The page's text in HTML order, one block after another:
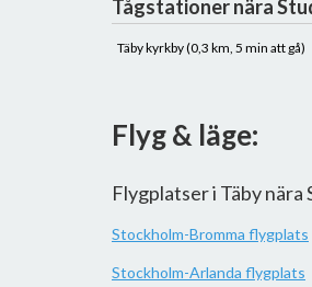
Tågstationer nära
Täby kyrkby (0,3 km, 5 min att gå)
Flyg & läge:
Flygplatser i Täby nära
Stockholm-Bromma flygplats
Stockholm-Arlanda flygplats